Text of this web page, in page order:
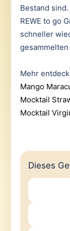
Bestand
REWE to go
schneller
Mehr
Mango
Mocktail
Mocktail
Dieses